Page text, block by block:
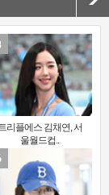
리플에스 김채연, 서
울월드컵..